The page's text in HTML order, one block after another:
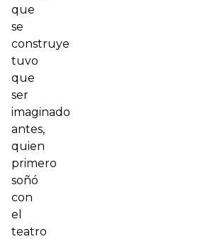
que
se
construye
tuvo
que
ser
imaginado
antes,
quien
primero
soñó
con
el
teatro